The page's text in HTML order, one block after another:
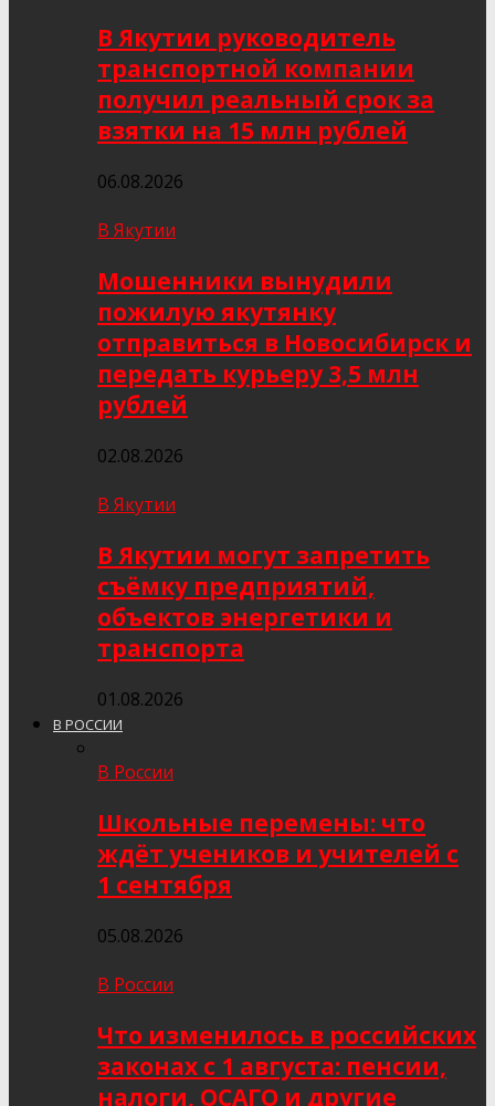
В Якутии руководитель
транспортной компании
получил реальный срок за
взятки на 15 млн рублей
06.08.2026
В Якутии
Мошенники вынудили
пожилую якутянку
отправиться в Новосибирск и
передать курьеру 3,5 млн
рублей
02.08.2026
В Якутии
В Якутии могут запретить
съёмку предприятий,
объектов энергетики и
транспорта
01.08.2026
В РОССИИ
В России
Школьные перемены: что
ждёт учеников и учителей с
1 сентября
05.08.2026
В России
Что изменилось в российских
законах с 1 августа: пенсии,
налоги, ОСАГО и другие